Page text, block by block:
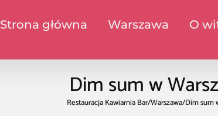
Strona główna Warszawa O
Dim sum w
Restauracja Kawiarnia Bar/Warszawa/Dim sum